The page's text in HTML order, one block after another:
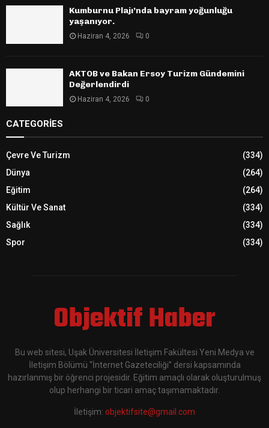
Kumburnu Plajı’nda bayram yoğunluğu
yaşanıyor.
Haziran 4, 2026 0
AKTOB ve Bakan Ersoy Turizm Gündemini
Değerlendirdi
Haziran 4, 2026 0
CATEGORIES
Çevre Ve Turizm
(334)
Dünya
(264)
Eğitim
(264)
Kültür Ve Sanat
(334)
Sağlık
(334)
Spor
(334)
Objektif Haber
Bu web sitesi, Uşak Üniversitesi İletişim Fakültesi Yeni Medya ve
İletişim Bölümü “İnternet Gazeteciliği” dersi kapsamında
hazırlanmış bir öğrenci projesidir. Eğitim amaçlı olarak oluşturulmuş
olup herhangi bir ticari amaç taşımamaktadır.
İletişim: objektifsite@gmail.com